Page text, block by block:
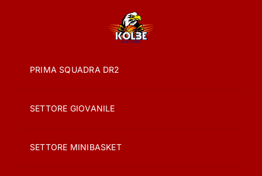
PRIMA SQUADRA DR2
SETTORE GIOVANILE
SETTORE MINIBASKET